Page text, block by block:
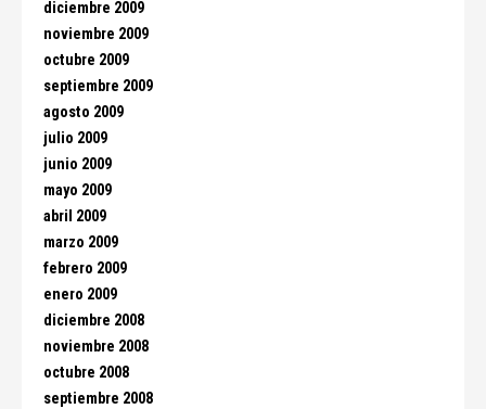
diciembre 2009
noviembre 2009
octubre 2009
septiembre 2009
agosto 2009
julio 2009
junio 2009
mayo 2009
abril 2009
marzo 2009
febrero 2009
enero 2009
diciembre 2008
noviembre 2008
octubre 2008
septiembre 2008